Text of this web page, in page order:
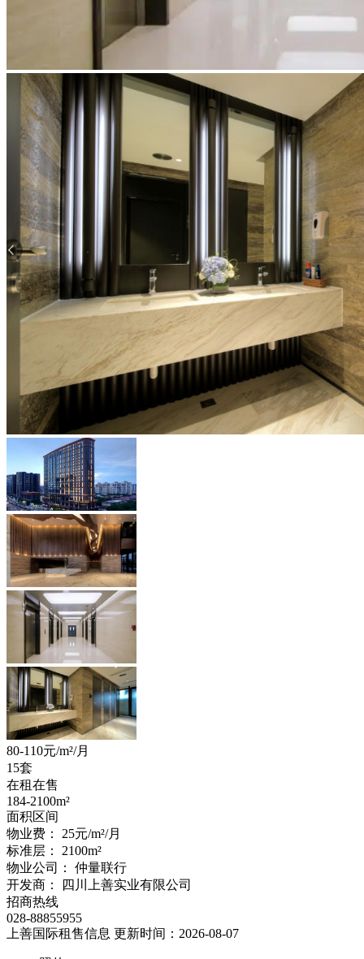
80-110元/m²/月
15套
在租在售
184-2100m²
面积区间
物业费：
25元/m²/月
标准层：
2100m²
物业公司：
仲量联行
开发商：
四川上善实业有限公司
招商热线
028-88855955
上善国际租售信息 更新时间：2026-08-07